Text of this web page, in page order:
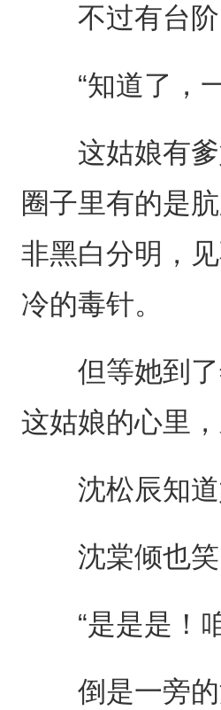
不过有台阶
“知道了，一
这姑娘有爹
圈子里有的是
非黑白分明，
冷的毒针。
但等她到了
这姑娘的心里
沈松辰知道
沈棠倾也笑
“是是是！咱
倒是一旁的